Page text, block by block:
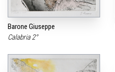
Barone Giuseppe
Calabria 2°